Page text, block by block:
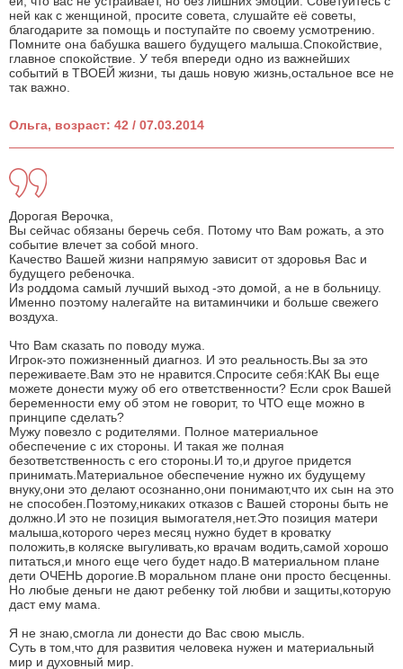
ней как с женщиной, просите совета, слушайте её советы,
благодарите за помощь и поступайте по своему усмотрению.
Помните она бабушка вашего будущего малыша.Спокойствие,
главное спокойствие. У тебя впереди одно из важнейших
событий в ТВОЕЙ жизни, ты дашь новую жизнь,остальное все не
так важно.
Ольга, возраст: 42 / 07.03.2014
Дорогая Верочка,
Вы сейчас обязаны беречь себя. Потому что Вам рожать, а это
событие влечет за собой много.
Качество Вашей жизни напрямую зависит от здоровья Вас и
будущего ребеночка.
Из роддома самый лучший выход -это домой, а не в больницу.
Именно поэтому налегайте на витаминчики и больше свежего
воздуха.
Что Вам сказать по поводу мужа.
Игрок-это пожизненный диагноз. И это реальность.Вы за это
переживаете.Вам это не нравится.Спросите себя:КАК Вы еще
можете донести мужу об его ответственности? Если срок Вашей
беременности ему об этом не говорит, то ЧТО еще можно в
принципе сделать?
Мужу повезло с родителями. Полное материальное
обеспечение с их стороны. И такая же полная
безответственность с его стороны.И то,и другое придется
принимать.Материальное обеспечение нужно их будущему
внуку,они это делают осознанно,они понимают,что их сын на это
не способен.Поэтому,никаких отказов с Вашей стороны быть не
должно.И это не позиция вымогателя,нет.Это позиция матери
малыша,которого через месяц нужно будет в кроватку
положить,в коляске выгуливать,ко врачам водить,самой хорошо
питаться,и много еще чего будет надо.В материальном плане
дети ОЧЕНЬ дорогие.В моральном плане они просто бесценны.
Но любые деньги не дают ребенку той любви и защиты,которую
даст ему мама.
Я не знаю,смогла ли донести до Вас свою мысль.
Суть в том,что для развития человека нужен и материальный
мир и духовный мир.